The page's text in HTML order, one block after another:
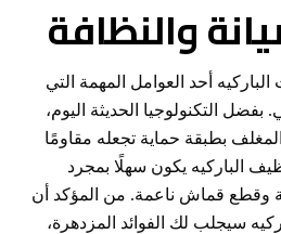
والنظافة
أحد العوامل المهمة التي
بفضل التكنولوجيا الحديثة اليوم،
بطبقة حماية تجعله مقاومًا
الباركيه يكون سهلًا بمجرد
قماش ناعمة. من المؤكد أن
سيجلب لك الفوائد المزدهرة،